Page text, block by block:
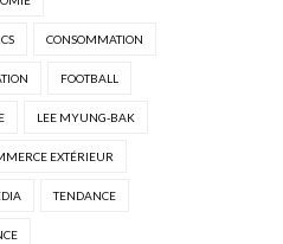
CONSOMMATION
FOOTBALL
LEE MYUNG-BAK
EXTÉRIEUR
TENDANCE